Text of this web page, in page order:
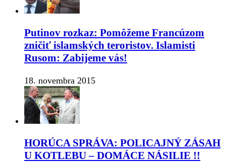
Putinov rozkaz: Pomôžeme Francúzom
zničiť islamských teroristov. Islamisti
Rusom: Zabijeme vás!
18. novembra 2015
HORÚCA SPRÁVA: POLICAJNÝ ZÁSAH
U KOTLEBU – DOMÁCE NÁSILIE !!